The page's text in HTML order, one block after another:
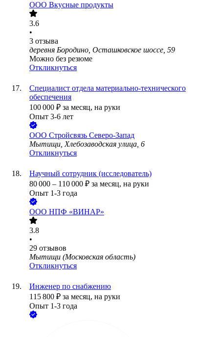
ООО Вкусные продукты
3.6
•
3 отзыва
деревня Бородино, Осташковское шоссе, 59
Можно без резюме
Откликнуться
Специалист отдела материально-технического
обеспечения
100 000 ₽ за месяц, на руки
Опыт 3-6 лет
ООО Стройсвязь Северо-Запад
Мытищи, Хлебозаводская улица, 6
Откликнуться
Научный сотрудник (исследователь)
80 000 – 110 000 ₽ за месяц, на руки
Опыт 1-3 года
ООО НПФ «ВИНАР»
3.8
•
29 отзывов
Мытищи (Московская область)
Откликнуться
Инженер по снабжению
115 800 ₽ за месяц, на руки
Опыт 1-3 года